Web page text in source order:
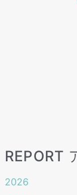
REPORT
2026